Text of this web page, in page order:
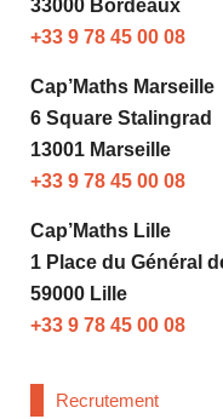
33000 Bordeaux
+33 9 78 45 00 08
Cap’Maths Marseille
6 Square Stalingrad
13001 Marseille
+33 9 78 45 00 08
Cap’Maths Lille
1 Place du Général
59000 Lille
+33 9 78 45 00 08
Recrutement